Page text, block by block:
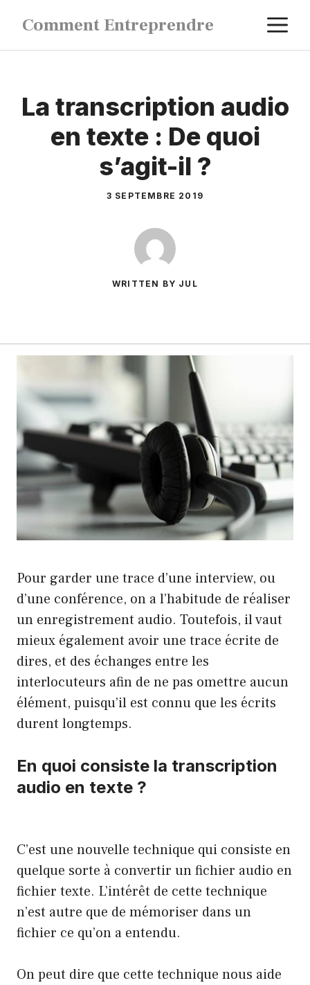
contenu
Comment Entreprendre
La transcription audio
en texte : De quoi
s’agit-il ?
3 SEPTEMBRE 2019
WRITTEN BY JUL
Pour garder une trace d’une interview, ou
d’une conférence, on a l’habitude de réaliser
un enregistrement audio. Toutefois, il vaut
mieux également avoir une trace écrite de
dires, et des échanges entre les
interlocuteurs afin de ne pas omettre aucun
élément, puisqu’il est connu que les écrits
durent longtemps.
En quoi consiste la transcription
audio en texte ?
C’est une nouvelle technique qui consiste en
quelque sorte à convertir un fichier audio en
fichier texte. L’intérêt de cette technique
n’est autre que de mémoriser dans un
fichier ce qu’on a entendu.
On peut dire que cette technique nous aide